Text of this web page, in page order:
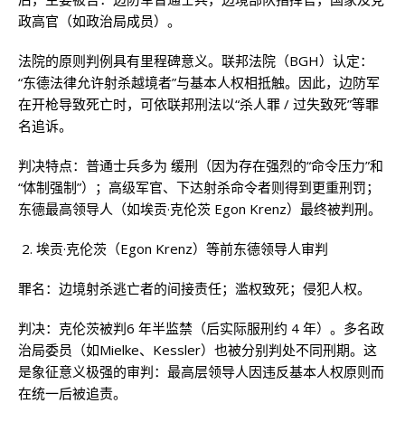
政高官（如政治局成员）。
法院的原则判例具有里程碑意义。联邦法院（BGH）认定：
“东德法律允许射杀越境者”与基本人权相抵触。因此，边防军
在开枪导致死亡时，可依联邦刑法以“杀人罪 / 过失致死”等罪
名追诉。
判决特点：普通士兵多为 缓刑（因为存在强烈的“命令压力”和
“体制强制”）；高级军官、下达射杀命令者则得到更重刑罚；
东德最高领导人（如埃贡·克伦茨 Egon Krenz）最终被判刑。
埃贡·克伦茨（Egon Krenz）等前东德领导人审判
罪名：边境射杀逃亡者的间接责任；滥权致死；侵犯人权。
判决：克伦茨被判6 年半监禁（后实际服刑约 4 年）。多名政
治局委员（如Mielke、Kessler）也被分别判处不同刑期。这
是象征意义极强的审判：最高层领导人因违反基本人权原则而
在统一后被追责。